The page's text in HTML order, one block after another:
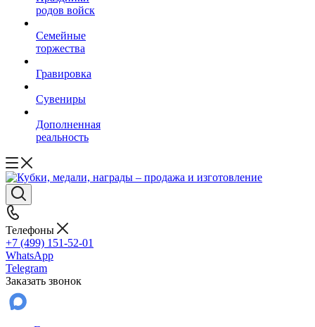
родов войск
Семейные
торжества
Гравировка
Сувениры
Дополненная
реальность
Телефоны
+7 (499) 151-52-01
WhatsApp
Telegram
Заказать звонок